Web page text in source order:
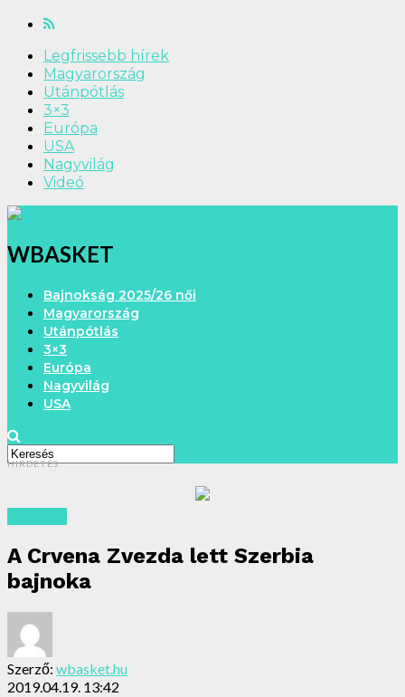
Legfrissebb hírek
Magyarország
Utánpótlás
3×3
Európa
USA
Nagyvilág
Videó
WBASKET
Bajnokság 2025/26 női
Magyarország
Utánpótlás
3×3
Európa
Nagyvilág
USA
HIRDETÉS
A Crvena Zvezda lett Szerbia
bajnoka
Szerző: wbasket.hu
2019.04.19. 13:42